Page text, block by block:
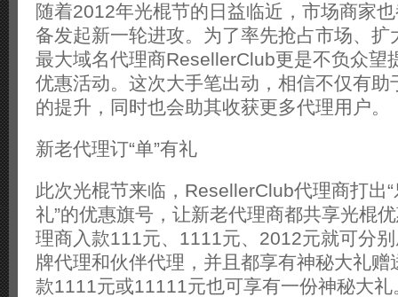
随着2012年光棍节的日益临近，市场商家
备发起新一轮进攻。为了率先抢占市场、扩
最大域名代理商ResellerClub更是不负众望
优惠活动。这次大手笔出动，相信不仅有助
的提升，同时也会助其收获更多代理用户。
新老代理订“单”有礼
此次光棍节来临，ResellerClub代理商打出
礼”的优惠旗号，让新老代理商都共享光棍
理商入款111元、1111元、2012元就可分
牌代理和伙伴代理，并且都享有神秘大礼赠
款1111元或11111元也可享有一份神秘大